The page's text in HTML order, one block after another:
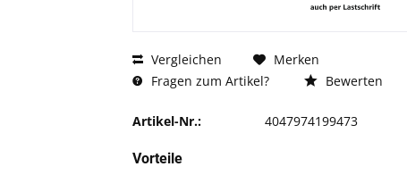
Vergleichen
Merken
Fragen zum Artikel?
Bewerten
Artikel-Nr.: 4047974199473
Vorteile